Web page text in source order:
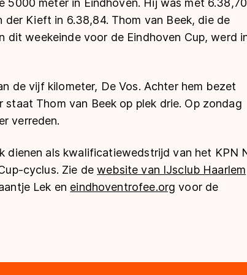
5000 meter in Eindhoven. Hij was met 6.38,70
Kieft in 6.38,84. Thom van Beek, die de
dit weekeinde voor de Eindhoven Cup, werd
de vijf kilometer, De Vos. Achter hem bezet
Thom van Beek op plek drie. Op zondag
verreden.
dienen als kwalificatiewedstrijd van het KPN
cyclus. Zie dewebsite van IJsclub Haarlem
Lek en eindhoventrofee.org voor de